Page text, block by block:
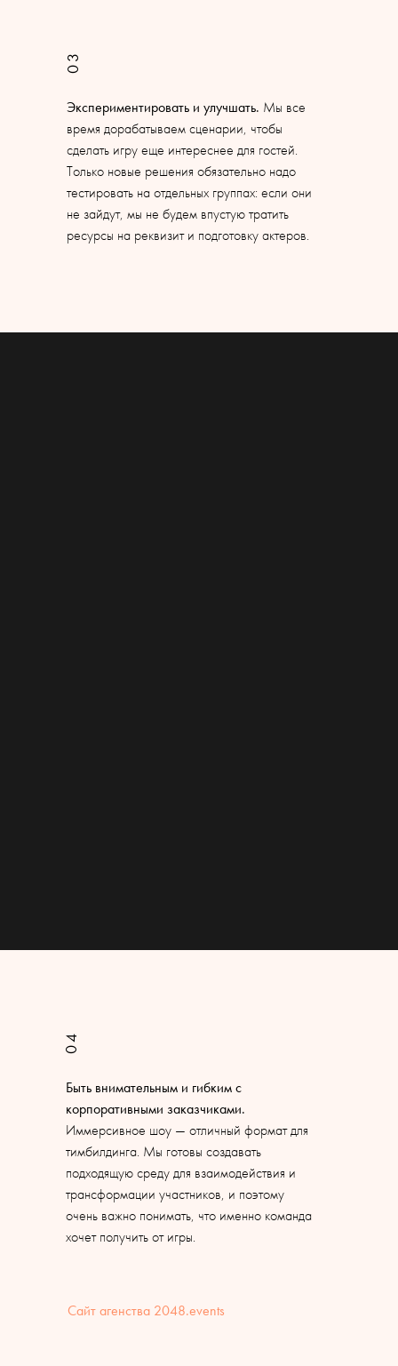
Экспериментировать и улучшать. Мы все
время дорабатываем сценарии, чтобы
сделать игру еще интереснее для гостей.
Только новые решения обязательно надо
тестировать на отдельных группах: если они
не зайдут, мы не будем впустую тратить
ресурсы на реквизит и подготовку актеров.
03
04
Быть внимательным и гибким с
корпоративными заказчиками.
Иммерсивное шоу — отличный формат для
тимбилдинга. Мы готовы создавать
подходящую среду для взаимодействия и
трансформации участников, и поэтому
очень важно понимать, что именно команда
хочет получить от игры.
Сайт агенства 2048.events